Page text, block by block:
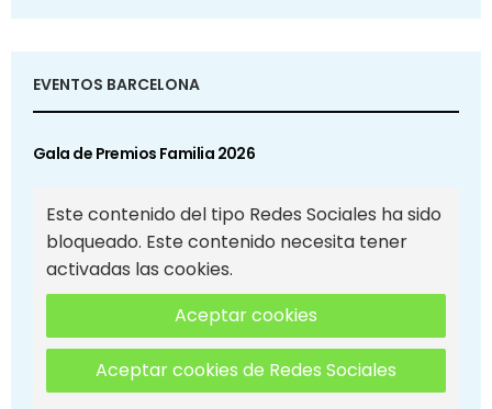
EVENTOS BARCELONA
Gala de Premios Familia 2026
Este contenido del tipo Redes Sociales ha sido
bloqueado. Este contenido necesita tener
activadas las cookies.
Aceptar cookies
Aceptar cookies de Redes Sociales